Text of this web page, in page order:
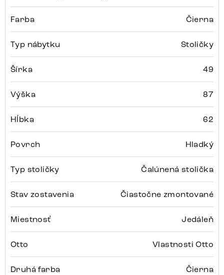
Farba Čierna
Typ nábytku Stoličky
Šírka 49
Výška 87
Hĺbka 62
Povrch Hladký
Typ stoličky Čalúnená stolička
Stav zostavenia Čiastočne zmontované
Miestnosť Jedáleň
Otto Vlastnosti Otto
Druhá farba Čierna